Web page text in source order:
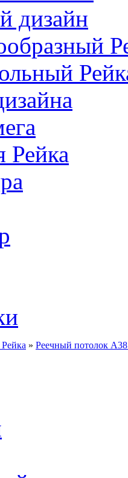
дизайн
Рейка
» Реечный потолок